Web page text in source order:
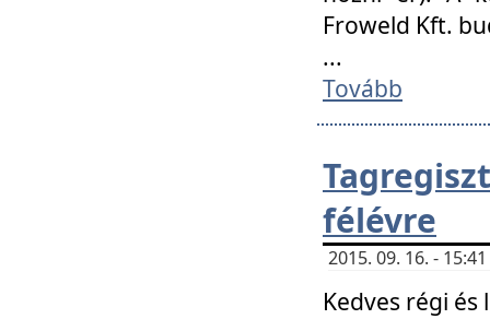
Froweld Kft.
...
Tovább
félévre
2015. 09. 16. -
Kedves régi